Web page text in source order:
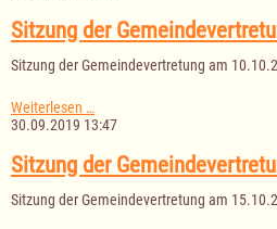
Sitzung der
Sitzung der Gemeindevertretung am
Weiterlesen …
der
am
10.10.2019
30.09.2019 13:47
Sitzung der
Sitzung der Gemeindevertretung am